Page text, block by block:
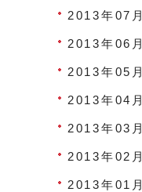
2013年07月
2013年06月
2013年05月
2013年04月
2013年03月
2013年02月
2013年01月